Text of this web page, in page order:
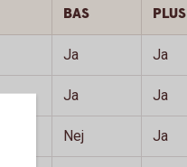
BAS PLUS
Ja Ja
Ja Ja
Nej Ja